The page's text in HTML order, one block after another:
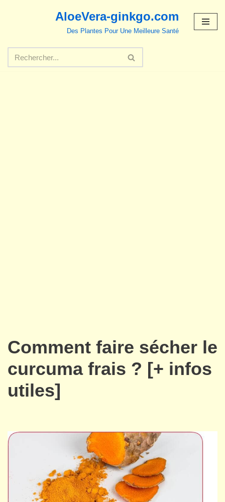
contenu
AloeVera-ginkgo.com
Des Plantes Pour Une Meilleure Santé
Comment faire sécher le
curcuma frais ? [+ infos
utiles]